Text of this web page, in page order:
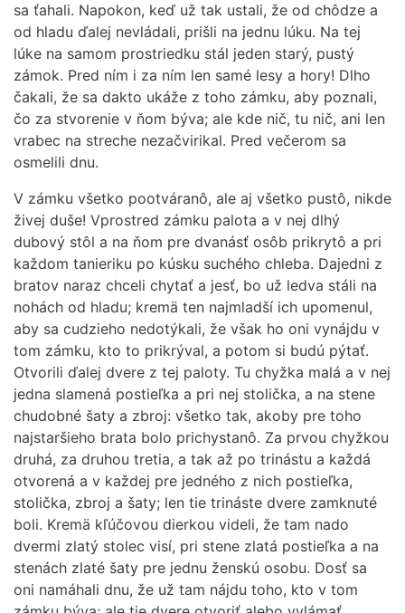
sa ťahali. Napokon, keď už tak ustali, že od chôdze a
od hladu ďalej nevládali, prišli na jednu lúku. Na tej
lúke na samom prostriedku stál jeden starý, pustý
zámok. Pred ním i za ním len samé lesy a hory! Dlho
čakali, že sa dakto ukáže z toho zámku, aby poznali,
čo za stvorenie v ňom býva; ale kde nič, tu nič, ani len
vrabec na streche nezačvirikal. Pred večerom sa
osmelili dnu.
V zámku všetko pootváranô, ale aj všetko pustô, nikde
živej duše! Vprostred zámku palota a v nej dlhý
dubový stôl a na ňom pre dvanásť osôb prikrytô a pri
každom tanieriku po kúsku suchého chleba. Dajedni z
bratov naraz chceli chytať a jesť, bo už ledva stáli na
nohách od hladu; kremä ten najmladší ich upomenul,
aby sa cudzieho nedotýkali, že však ho oni vynájdu v
tom zámku, kto to prikrýval, a potom si budú pýtať.
Otvorili ďalej dvere z tej paloty. Tu chyžka malá a v nej
jedna slamená postieľka a pri nej stolička, a na stene
chudobné šaty a zbroj: všetko tak, akoby pre toho
najstaršieho brata bolo prichystanô. Za prvou chyžkou
druhá, za druhou tretia, a tak až po trinástu a každá
otvorená a v každej pre jedného z nich postieľka,
stolička, zbroj a šaty; len tie trináste dvere zamknuté
boli. Kremä kľúčovou dierkou videli, že tam nado
dvermi zlatý stolec visí, pri stene zlatá postieľka a na
stenách zlaté šaty pre jednu ženskú osobu. Dosť sa
oni namáhali dnu, že už tam nájdu toho, kto v tom